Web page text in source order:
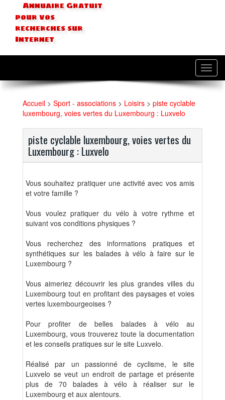
Annuaire Gratuit
pour vos
recherches sur
Internet
Accueil > Sport - associations > Loisirs > piste cyclable
luxembourg, voies vertes du Luxembourg : Luxvelo
piste cyclable luxembourg, voies vertes du
Luxembourg : Luxvelo
Vous souhaitez pratiquer une activité avec vos amis
et votre famille ?
Vous voulez pratiquer du vélo à votre rythme et
suivant vos conditions physiques ?
Vous recherchez des informations pratiques et
synthétiques sur les balades à vélo à faire sur le
Luxembourg ?
Vous aimeriez découvrir les plus grandes villes du
Luxembourg tout en profitant des paysages et voies
vertes luxembourgeoises ?
Pour profiter de belles balades à vélo au
Luxembourg, vous trouverez toute la documentation
et les conseils pratiques sur le site Luxvelo.
Réalisé par un passionné de cyclisme, le site
Luxvelo se veut un endroit de partage et présente
plus de 70 balades à vélo à réaliser sur le
Luxembourg et aux alentours.